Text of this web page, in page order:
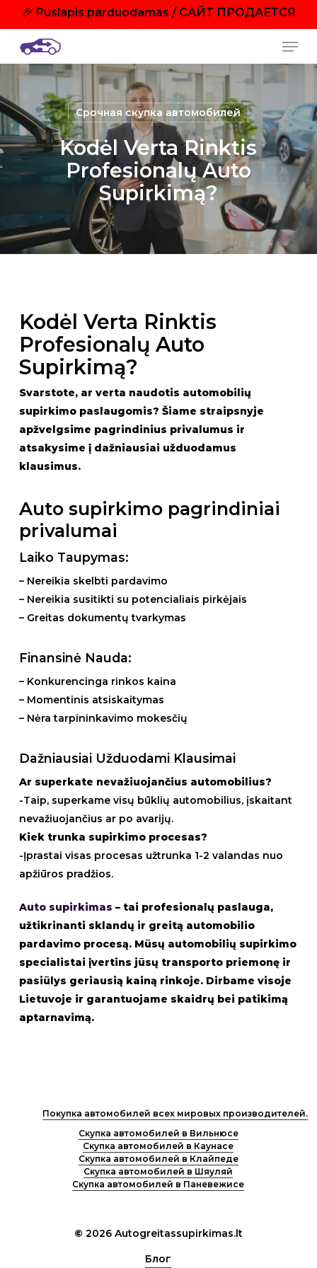
to
main
content
🎉 Puslapis parduodamas / САЙТ ПРОДАЕТСЯ
Срочная скупка автомобилей
Kodėl Verta Rinktis
Profesionalų Auto
Supirkimą?
Kodėl Verta Rinktis
Profesionalų Auto
Supirkimą?
Svarstote, ar verta naudotis automobilių
supirkimo paslaugomis? Šiame straipsnyje
apžvelgsime pagrindinius privalumus ir
atsakysime į dažniausiai užduodamus
klausimus.
Auto supirkimo pagrindiniai
privalumai
Laiko Taupymas:
– Nereikia skelbti pardavimo
– Nereikia susitikti su potencialiais pirkėjais
– Greitas dokumentų tvarkymas
Finansinė Nauda:
– Konkurencinga rinkos kaina
– Momentinis atsiskaitymas
– Nėra tarpininkavimo mokesčių
Dažniausiai Užduodami Klausimai
Ar superkate nevažiuojančius automobilius?
-Taip, superkame visų būklių automobilius, įskaitant
nevažiuojančius ar po avarijų.
Kiek trunka supirkimo procesas?
-Įprastai visas procesas užtrunka 1-2 valandas nuo
apžiūros pradžios.
Auto supirkimas – tai profesionalų paslauga,
užtikrinanti sklandų ir greitą automobilio
pardavimo procesą. Mūsų automobilių supirkimo
specialistai įvertins jūsų transporto priemonę ir
pasiūlys geriausią kainą rinkoje. Dirbame visoje
Lietuvoje ir garantuojame skaidrų bei patikimą
aptarnavimą.
Покупка автомобилей всех мировых производителей.
Скупка автомобилей в Вильнюсе
Скупка автомобилей в Каунасе
Скупка автомобилей в Клайпеде
Скупка автомобилей в Шяуляй
Скупка автомобилей в Паневежисе
© 2026Autogreitassupirkimas.lt
Блог